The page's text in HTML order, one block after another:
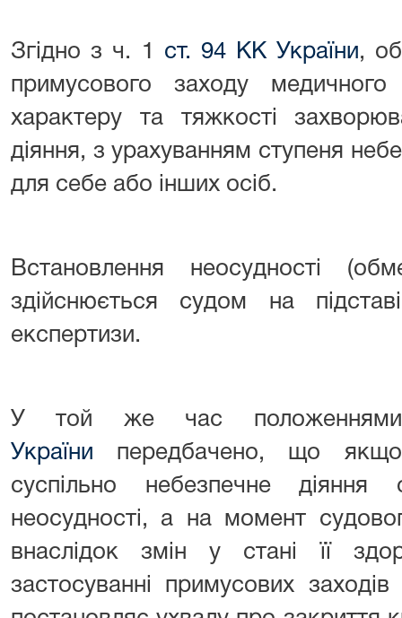
Згідно з ч. 1 ст. 94 КК України,
примусового заходу
характеру та тяжкості
діяння, з урахуванням ступеня
для себе або інших осіб.
Встановлення неосудності
здійснюється судом на
експертизи.
У той же час
України передбачено, що
суспільно небезпечне
неосудності, а на момент
внаслідок змін у стані її
застосуванні примусових